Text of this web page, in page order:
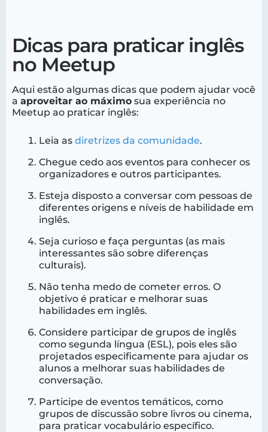
Dicas para praticar inglês
no Meetup
Aqui estão algumas dicas que podem ajudar você
a aproveitar ao máximo sua experiência no
Meetup ao praticar inglês:
Leia as diretrizes da comunidade.
Chegue cedo aos eventos para conhecer os
organizadores e outros participantes.
Esteja disposto a conversar com pessoas de
diferentes origens e níveis de habilidade em
inglês.
Seja curioso e faça perguntas (as mais
interessantes são sobre diferenças
culturais).
Não tenha medo de cometer erros. O
objetivo é praticar e melhorar suas
habilidades em inglês.
Considere participar de grupos de inglês
como segunda língua (ESL), pois eles são
projetados especificamente para ajudar os
alunos a melhorar suas habilidades de
conversação.
Participe de eventos temáticos, como
grupos de discussão sobre livros ou cinema,
para praticar vocabulário específico.